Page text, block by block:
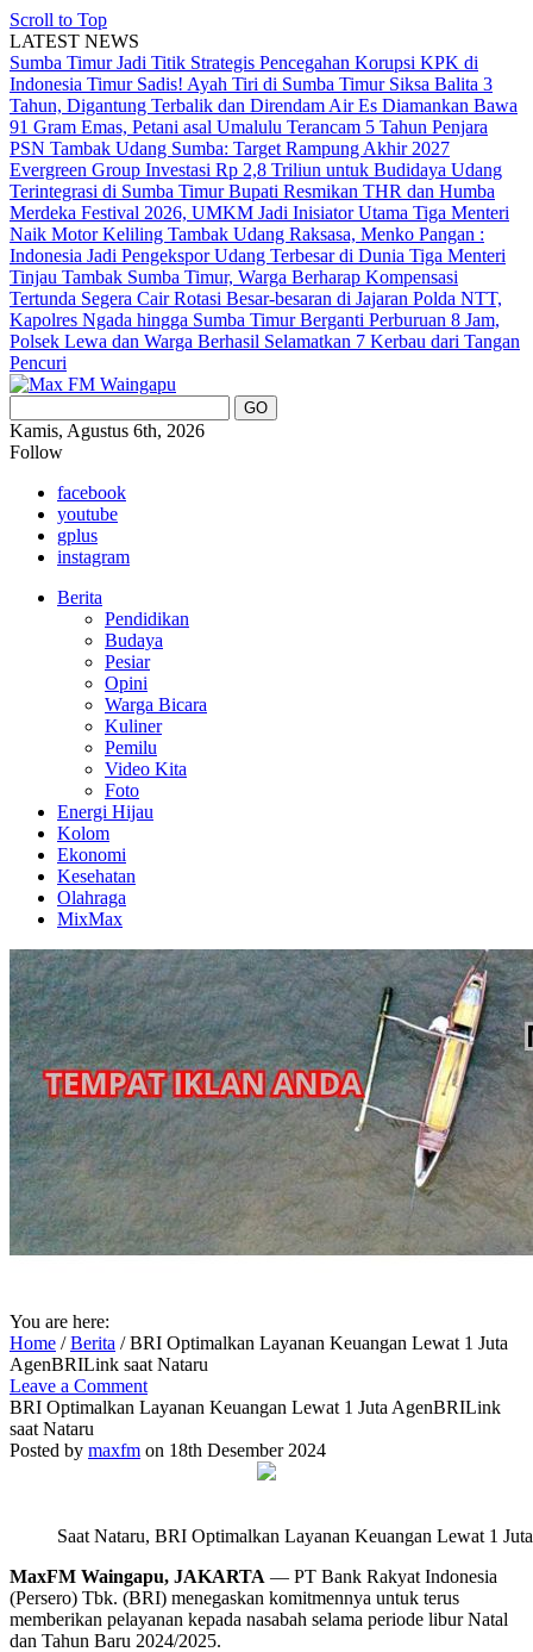
Scroll to Top
LATEST NEWS
Sumba Timur Jadi Titik Strategis Pencegahan Korupsi KPK di
Indonesia Timur Sadis! Ayah Tiri di Sumba Timur Siksa Balita 3
Tahun, Digantung Terbalik dan Direndam Air Es Diamankan Bawa
91 Gram Emas, Petani asal Umalulu Terancam 5 Tahun Penjara
PSN Tambak Udang Sumba: Target Rampung Akhir 2027
Evergreen Group Investasi Rp 2,8 Triliun untuk Budidaya Udang
Terintegrasi di Sumba TimurBupati Resmikan THR dan Humba
Merdeka Festival 2026, UMKM Jadi Inisiator Utama Tiga Menteri
Naik Motor Keliling Tambak Udang Raksasa, Menko Pangan :
Indonesia Jadi Pengekspor Udang Terbesar di Dunia Tiga Menteri
Tinjau Tambak Sumba Timur, Warga Berharap Kompensasi
Tertunda Segera CairRotasi Besar-besaran di Jajaran Polda NTT,
Kapolres Ngada hingga Sumba Timur Berganti Perburuan 8 Jam,
Polsek Lewa dan Warga Berhasil Selamatkan 7 Kerbau dari Tangan
Pencuri
Kamis, Agustus 6th, 2026
Follow
facebook
youtube
gplus
instagram
Berita
Pendidikan
Budaya
Pesiar
Opini
Warga Bicara
Kuliner
Pemilu
Video Kita
Foto
Energi Hijau
Kolom
Ekonomi
Kesehatan
Olahraga
MixMax
You are here:
Home /Berita /BRI Optimalkan Layanan Keuangan Lewat 1 Juta
AgenBRILink saat Nataru
Leave a Comment
BRI Optimalkan Layanan Keuangan Lewat 1 Juta AgenBRILink
saat Nataru
Posted by maxfm on 18th Desember 2024
Saat Nataru, BRI Optimalkan Layanan Keuangan Lewat 1
MaxFM Waingapu, JAKARTA — PT Bank Rakyat Indonesia
(Persero) Tbk. (BRI) menegaskan komitmennya untuk terus
memberikan pelayanan kepada nasabah selama periode libur Natal
dan Tahun Baru 2024/2025.